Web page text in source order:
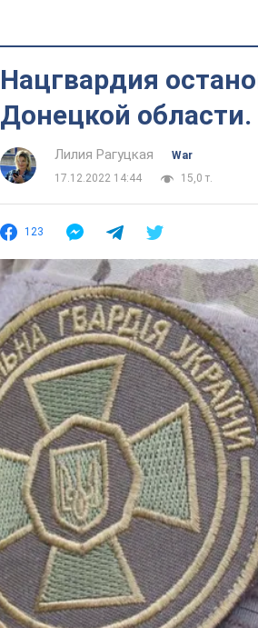
Нацгвардия
Донецкой
Лилия Рагуцкая
War
17.12.2022 14:44
15,0 т.
123